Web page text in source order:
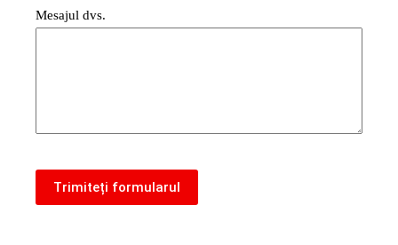
Mesajul dvs.
Trimiteți formularul